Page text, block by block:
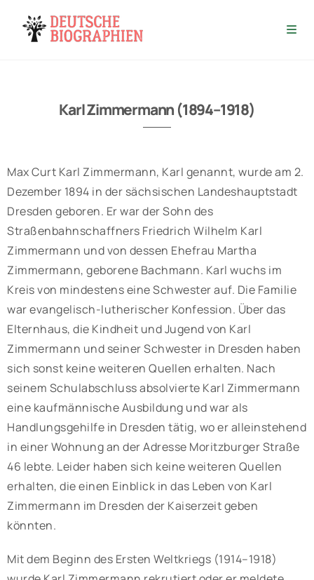
Karl Zimmermann (1894–1918)
Max Curt Karl Zimmermann, Karl genannt, wurde am 2.
Dezember 1894 in der sächsischen Landeshauptstadt
Dresden geboren. Er war der Sohn des
Straßenbahnschaffners Friedrich Wilhelm Karl
Zimmermann und von dessen Ehefrau Martha
Zimmermann, geborene Bachmann. Karl wuchs im
Kreis von mindestens eine Schwester auf. Die Familie
war evangelisch-lutherischer Konfession. Über das
Elternhaus, die Kindheit und Jugend von Karl
Zimmermann und seiner Schwester in Dresden haben
sich sonst keine weiteren Quellen erhalten. Nach
seinem Schulabschluss absolvierte Karl Zimmermann
eine kaufmännische Ausbildung und war als
Handlungsgehilfe in Dresden tätig, wo er alleinstehend
in einer Wohnung an der Adresse Moritzburger Straße
46 lebte. Leider haben sich keine weiteren Quellen
erhalten, die einen Einblick in das Leben von Karl
Zimmermann im Dresden der Kaiserzeit geben
könnten.
Mit dem Beginn des Ersten Weltkriegs (1914–1918)